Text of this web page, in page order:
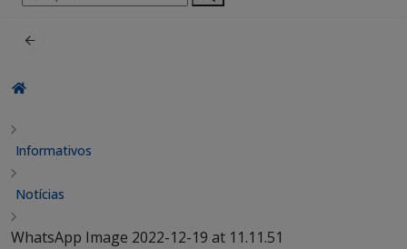
por:
Informativos
Notícias
WhatsApp Image 2022-12-19 at 11.11.51